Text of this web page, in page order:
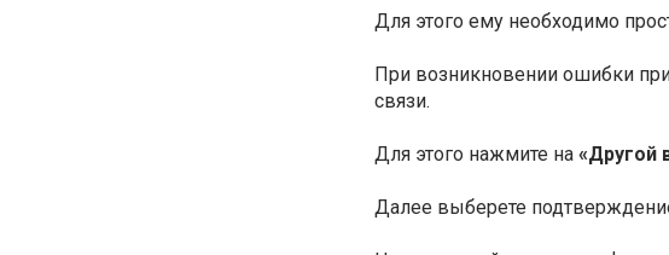
Для этого ему необходимо
При возникновении ошибки при
связи.
Для этого нажмите на «Другой
Далее выберете